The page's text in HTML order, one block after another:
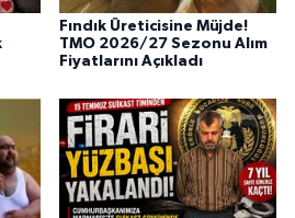
Fındık Üreticisine Müjde!
TMO 2026/27 Sezonu Alım
Fiyatlarını Açıkladı